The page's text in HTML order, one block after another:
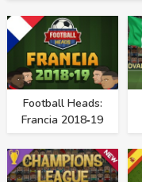
Football Heads:
Francia 2018‑19